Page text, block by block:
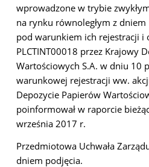
wprowadzone w trybie
na rynku równoległym z
pod warunkiem ich rejestracji i
PLCTINT00018 przez Krajowy
Wartościowych S.A. w dniu 10
warunkowej rejestracji ww.
Depozycie Papierów
poinformował w raporcie
września 2017 r.
Przedmiotowa Uchwała
dniem podjęcia.